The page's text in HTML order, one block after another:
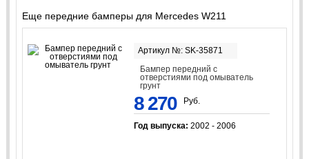
Еще передние бамперы для Mercedes W211
Артикул №: SK-35871
Бампер передний с
отверстиями под омыватель
грунт
8 270 Руб.
Год выпуска: 2002 - 2006